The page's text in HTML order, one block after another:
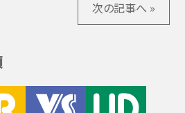
次の記事へ »